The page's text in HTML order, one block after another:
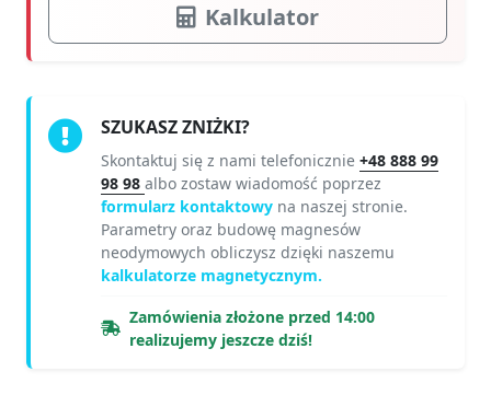
Kalkulator
SZUKASZ ZNIŻKI?
Skontaktuj się z nami telefonicznie +48 888 99
98 98 albo zostaw wiadomość poprzez
formularz kontaktowy na naszej stronie.
Parametry oraz budowę magnesów
neodymowych obliczysz dzięki naszemu
kalkulatorze magnetycznym.
Zamówienia złożone przed 14:00
realizujemy jeszcze dziś!